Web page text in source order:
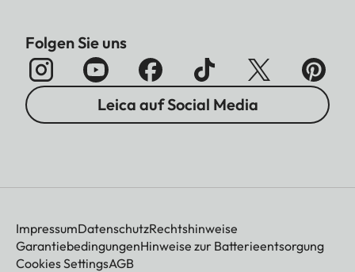
Folgen Sie uns
Leica auf Social Media
ImpressumDatenschutzRechtshinweise
GarantiebedingungenHinweise zur Batterieentsorgung
Cookies SettingsAGB